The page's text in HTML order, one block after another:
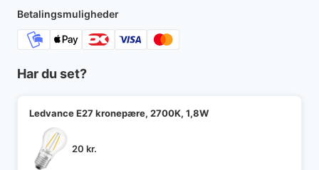
Betalingsmuligheder
Har du set?
Ledvance E27 kronepære, 2700K, 1,8W
20 kr.